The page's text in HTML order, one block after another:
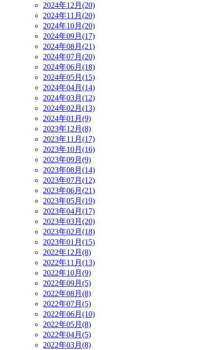
2024年12月(20)
2024年11月(20)
2024年10月(20)
2024年09月(17)
2024年08月(21)
2024年07月(20)
2024年06月(18)
2024年05月(15)
2024年04月(14)
2024年03月(12)
2024年02月(13)
2024年01月(9)
2023年12月(8)
2023年11月(17)
2023年10月(16)
2023年09月(9)
2023年08月(14)
2023年07月(12)
2023年06月(21)
2023年05月(19)
2023年04月(17)
2023年03月(20)
2023年02月(18)
2023年01月(15)
2022年12月(8)
2022年11月(13)
2022年10月(9)
2022年09月(5)
2022年08月(8)
2022年07月(5)
2022年06月(10)
2022年05月(8)
2022年04月(5)
2022年03月(8)